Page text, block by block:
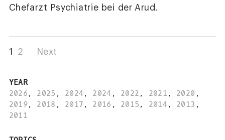
Chefarzt Psychiatrie bei der Arud.
1 2 Next
YEAR
2026 , 2025 , 2024, 2024 , 2022 , 2021 , 2020 ,
2019, 2018 , 2017 , 2016 , 2015 , 2014, 2013 ,
2011